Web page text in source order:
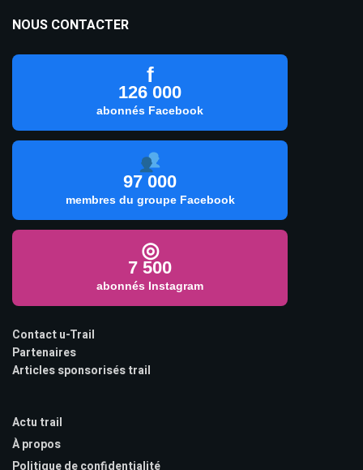
NOUS CONTACTER
f
126 000
abonnés Facebook
97 000
membres du groupe Facebook
◎
7 500
abonnés Instagram
Contact u-Trail
Partenaires
Articles sponsorisés trail
Actu trail
À propos
Politique de confidentialité